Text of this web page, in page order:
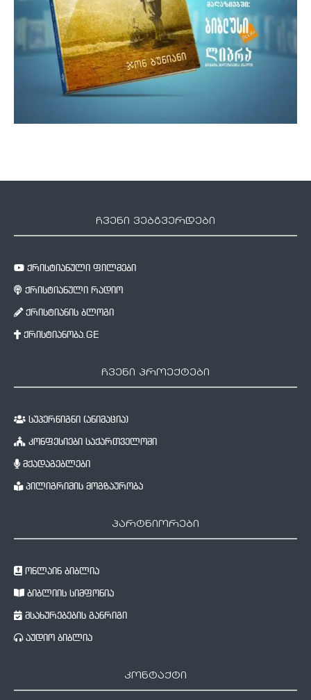
ჩვენი ვებგვერდები
ქრისტიანული ფილმები
ქრისტიანული რადიო
ქრისტიანის ბლოგი
ქრისტიანობა.GE
ჩვენი პროექტები
სუპერწიგნი (ანიმაცია)
კონფესიები საქართველოში
მქადაგებლები
პილიგრიმის მოგზაურობა
პარტნიორები
ონლაინ ბიბლია
ბიბლიის სიმფონია
მსახურებების განრიგი
აუდიო ბიბლია
კონტაქტი